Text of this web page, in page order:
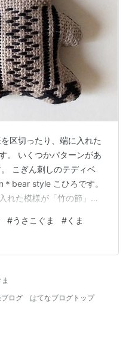
区切ったり、端に入れた
。 いくつかパターンがあ
こぎん刺しのテディベ
bear style こひろです。
れた模様が「竹の節」。
と思って試してみまし
でたしか使わなかったん
を。 インスタに載せたと
つのうち２つがおうち決
#うさこぐま #くま
ログ
はてなブログトップ